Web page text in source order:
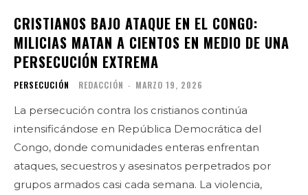
CRISTIANOS BAJO ATAQUE EN EL CONGO:
MILICIAS MATAN A CIENTOS EN MEDIO DE UNA
PERSECUCIÓN EXTREMA
PERSECUCIÓN REDACCIÓN - MARZO 19, 2026
La persecución contra los cristianos continúa
intensificándose en República Democrática del
Congo, donde comunidades enteras enfrentan
ataques, secuestros y asesinatos perpetrados por
grupos armados casi cada semana. La violencia,